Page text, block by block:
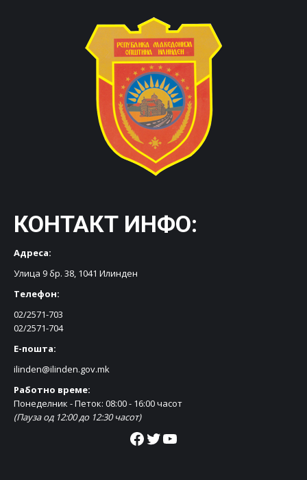
КОНТАКТ ИНФО:
Адреса:
Улица 9 бр. 38, 1041 Илинден
Телефон:
02/2571-703
02/2571-704
Е-пошта:
ilinden@ilinden.gov.mk
Работно време:
Понеделник - Петок: 08:00 - 16:00 часот
(Пауза од 12:00 до 12:30 часот)
Facebook Twitter YouTube